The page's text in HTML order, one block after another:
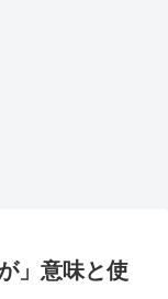
」意味と使